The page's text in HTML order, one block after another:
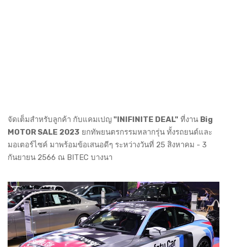
จัดเต็มสำหรับลูกค้า กับแคมเปญ "INIFINITE DEAL" ที่งาน Big
MOTOR SALE 2023 ยกทัพยนตรกรรมหลากรุ่น ทั้งรถยนต์และ
มอเตอร์ไซค์ มาพร้อมข้อเสนอดีๆ ระหว่างวันที่ 25 สิงหาคม - 3
กันยายน 2566 ณ BITEC บางนา